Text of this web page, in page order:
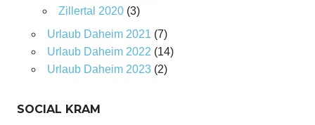
Zillertal 2020(3)
Urlaub Daheim 2021 (7)
Urlaub Daheim 2022 (14)
Urlaub Daheim 2023(2)
SOCIAL KRAM